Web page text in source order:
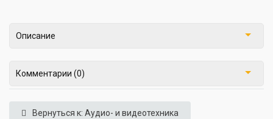
Описание
Комментарии (0)
Вернуться к: Аудио- и видеотехника